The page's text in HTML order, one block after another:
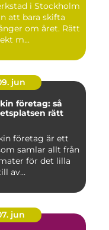
i Stockholm
att bara skifta
om året. Rätt
m...
jun
företag: så
rätt
företag är ett
samlar allt från
för det lilla
av...
jun